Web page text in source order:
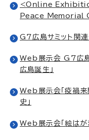
<Online
Peace Memorial
G7広島サミット関連
Web展示会 G7広島
広島誕生」
Web展示会「疫禍
史」
Web展示会「絵はが